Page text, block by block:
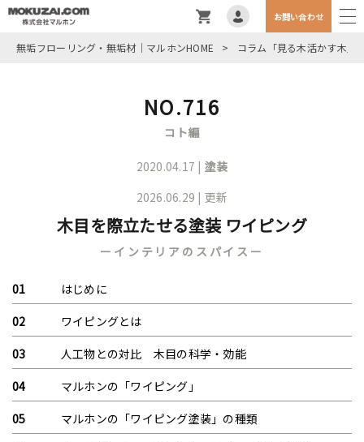
お問い合わせ
無垢フローリング・無垢材｜マルホンHOME > コラム「見る木活かす木」
NO.716
コト編
2020.04.17 | 塗装
2026.06.29 | 更新
木目を際立たせる塗装 ワイピング
ーインテリアのスパイスー
はじめに
ワイピングとは
人工物との対比 木目の科学・効能
マルホンの「ワイピング」
マルホンの「ワイピング塗装」の種類